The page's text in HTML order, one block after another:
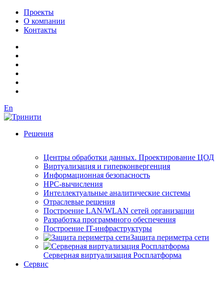
Проекты
О компании
Контакты
En
Решения
Центры обработки данных. Проектирование ЦОД
Виртуализация и гиперконвергенция
Информационная безопасность
HPC-вычисления
Интеллектуальные аналитические системы
Отраслевые решения
Построение LAN/WLAN сетей организации
Разработка программного обеспечения
Построение IT-инфраструктуры
Защита периметра сети
Серверная виртуализация Росплатформа
Сервис